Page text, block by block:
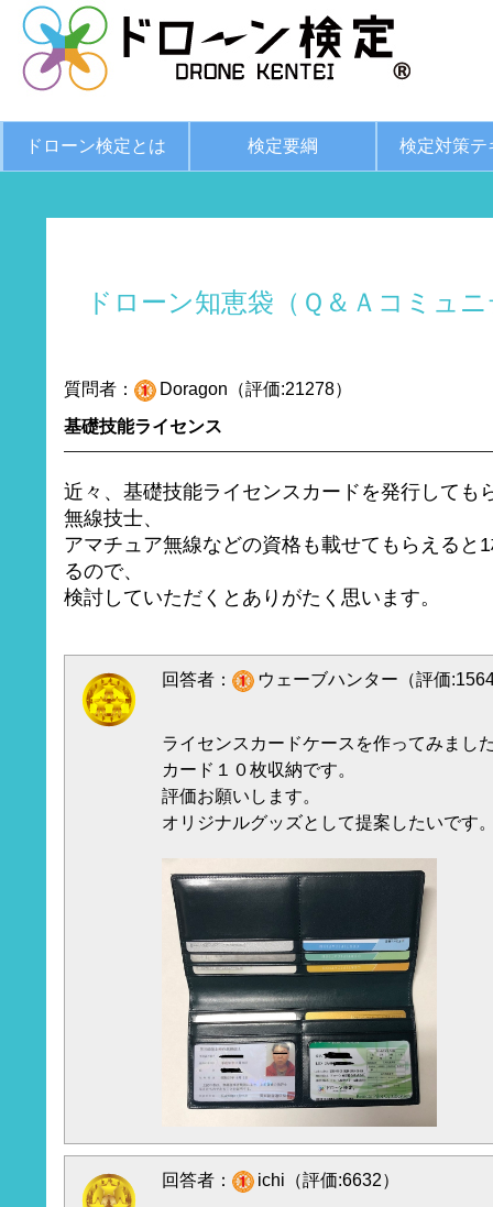
ドローン検定とは 検定要綱 検定対策テ
ドローン知恵袋（Ｑ＆Ａコミュ
質問者：
Doragon（評価:21278）
基礎技能ライセンス
近々、基礎技能ライセンスカードを発行しても
無線技士、
アマチュア無線などの資格も載せてもらえると
るので、
検討していただくとありがたく思います。
回答者： ウェーブハンター（評価
ライセンスカードケースを作ってみまし
カード１０枚収納です。
評価お願いします。
オリジナルグッズとして提案したいです
回答者： ichi（評価:6632）